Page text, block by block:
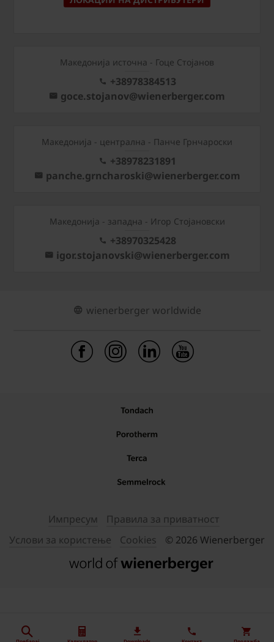
Македонија источна - Гоце Стојанов
+38978384513
goce.stojanov@wienerberger.com
Mакедонија - централна - Панче Грнчароски
+38978231891
panche.grncharoski@wienerberger.com
Mакедонија - западна - Игор Стојановски
+38970325428
igor.stojanovski@wienerberger.com
wienerberger worldwide
Импресум
Правила за приватност
Услови за користење
Cookies © 2026 Wienerberger